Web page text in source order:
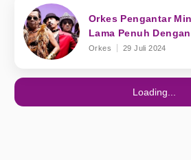
Orkes Pengantar
Lama Penuh
Orkes 29 Juli 2024
Loading...